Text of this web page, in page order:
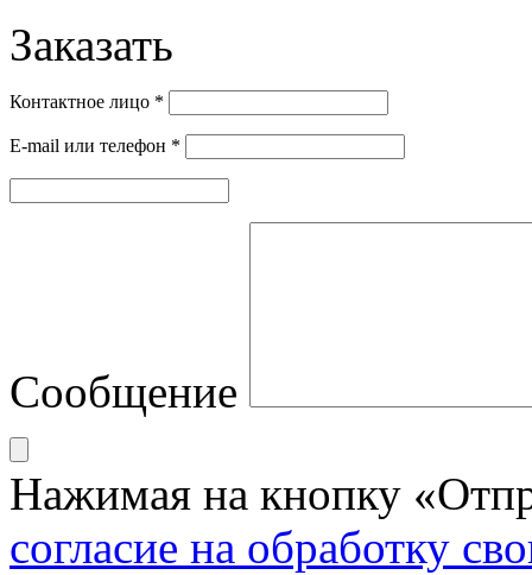
Заказать
Контактное лицо *
E-mail или телефон *
Сообщение
Нажимая на кнопку
согласие на обработку